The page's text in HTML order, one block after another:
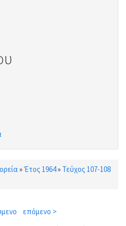
»Έτος 1964» Τεύχος 107-108
επόμενο >